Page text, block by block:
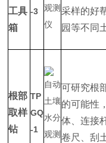
工具
箱
-3
采样的好
园等不同
根部
取样
钻
TP
GQ
-1
可研究根
的可能性
体、连接
卷尺、刮